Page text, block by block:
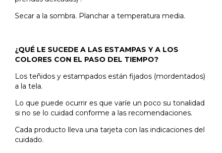
Secar a la sombra. Planchar a temperatura media.
¿QUÉ LE SUCEDE A LAS ESTAMPAS Y A LOS
COLORES CON EL PASO DEL TIEMPO?
Los teñidos y estampados están fijados (mordentados)
a la tela.
Lo que puede ocurrir es que varíe un poco su tonalidad
si no se lo cuidad conforme a las recomendaciones.
Cada producto lleva una tarjeta con las indicaciones del
cuidado.